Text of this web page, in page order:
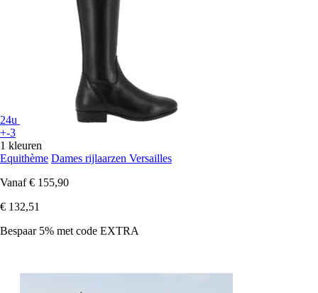
24u
+-3
1 kleuren
Equithème Dames rijlaarzen Versailles
Vanaf € 155,90
€ 132,51
Bespaar 5% met code EXTRA